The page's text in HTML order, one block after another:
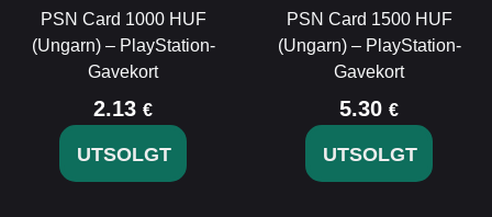
PSN Card 1000 HUF
(Ungarn) – PlayStation-
Gavekort
2.13 €
UTSOLGT
PSN Card 1500 HUF
(Ungarn) – PlayStation-
Gavekort
5.30 €
UTSOLGT